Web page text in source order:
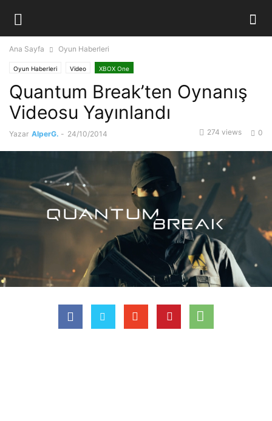
Ana Sayfa Oyun Haberleri
Oyun Haberleri Video XBOX One
Quantum Break’ten Oynanış
Videosu Yayınlandı
Yazar AlperG. - 24/10/2014 0
274 views